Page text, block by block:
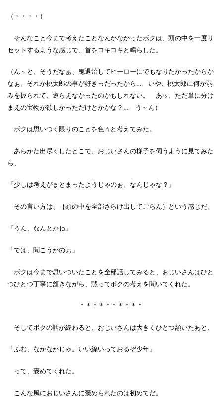
（・・・・）
そんなこと今まで考えたことなんかなかったボクは、頭の中を一度リ
セットするような感じで、首をコキコキと鳴らした。
（ん～と、そうだなぁ、鬼退治してヒーローにでもなりたかったからか
なぁ。それか桃太郎の事が好きっだったから… いや、桃太郎に何か弱
みを握られて、逆らえなかったのかもしれない。 あッ、ただ単に分け
まえの宝物が欲しかっただけとかかな？… う～ん）
ボクは思いつく限りのことを色々と考えてみた。
あらかた出尽くしたとこで、おじいさんの様子を伺うように見てみた
ら、
「少しは考えがまとまったようじゃのぉ。なんじゃな？」
その言い方は、｛頭の中を全部さらけ出してごらん｝という感じだ。
「うん、なんとかね」
「では、聞こうかのぉ」
ボクは今まで思いついたことを全部話してみると、おじいさんはひと
つひとつ丁寧に頷きながら、黙ってボクの考えを聞いてくれた。
＊＊＊＊＊＊＊＊＊＊
そしてボクの話が終わると、おじいさんは大きくひとつ頷いたあと、
「ふむ、なかなかじゃ。いい線いっておるぞ少年」
って、褒めてくれた。
こんな風におじいさんに褒められたのは初めてだ。